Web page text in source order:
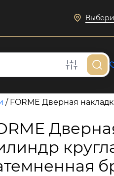
/ FORME Дверная